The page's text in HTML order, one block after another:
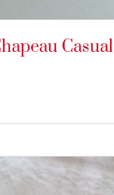
Casual